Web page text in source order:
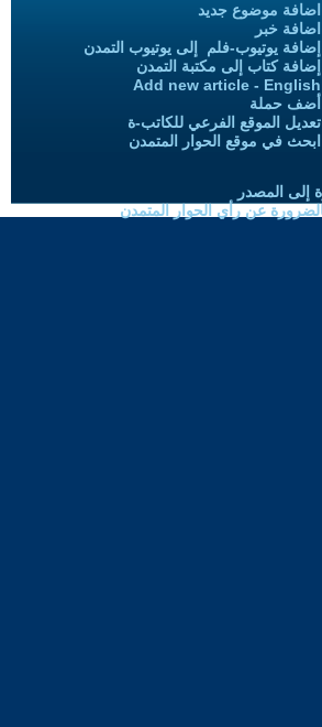
اضافة موضوع جديد
اضافة خبر
إضافة يوتيوب-فلم إلى يوتيوب التمدن
إضافة كتاب إلى مكتبة التمدن
Add new article - English
أضف حملة
تعديل الموقع الفرعي للكاتب-ة
ابحث في موقع الحوار المتمدن
إلى المصدر
عن رأي الحوار المتمدن